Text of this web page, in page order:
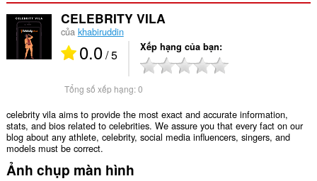
CELEBRITY VILA
của khabiruddin
0.0/ 5 Xếp hạng của bạn
Tổng số xếp hạng:0
celebrity vila aims to provide the most exact and accurate information,
stats, and bios related to celebrities. We assure you that every fact on our
blog about any athlete, celebrity, social media influencers, singers, and
models must be correct.
Ảnh chụp màn hình